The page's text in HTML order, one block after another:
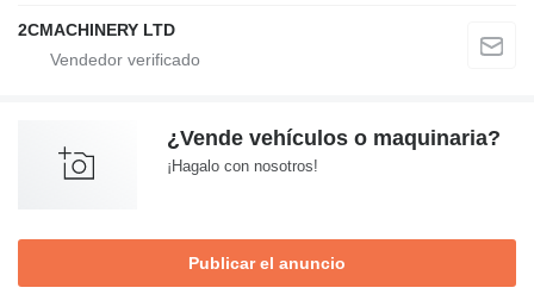
2CMACHINERY LTD
¿Vende vehículos o maquinaria?
¡Hagalo con nosotros!
Publicar el anuncio